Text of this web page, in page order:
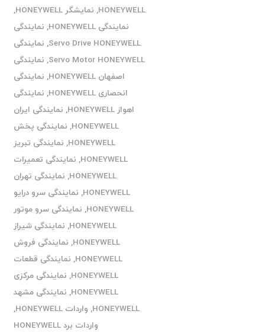
HONEYWELL
, نمایشگر HONEYWELL
,
نمایندگی HONEYWELL
, نمایندگی
Servo Drive HONEYWELL
, نمایندگی
Servo Motor HONEYWELL
, نمایندگی
اصفهان HONEYWELL
, نمایندگی
انحصاری HONEYWELL
, نمایندگی
اهواز HONEYWELL
, نمایندگی ایران
HONEYWELL
, نمایندگی پخش
HONEYWELL
, نمایندگی تبریز
HONEYWELL
, نمایندگی تعمیرات
HONEYWELL
, نمایندگی تهران
HONEYWELL
, نمایندگی سرو درایو
HONEYWELL
, نمایندگی سرو موتور
HONEYWELL
, نمایندگی شیراز
HONEYWELL
, نمایندگی فروش
HONEYWELL
, نمایندگی قطعات
HONEYWELL
, نمایندگی مرکزی
HONEYWELL
, نمایندگی مشهد
HONEYWELL
, واردات HONEYWELL
,
واردات برد HONEYWELL